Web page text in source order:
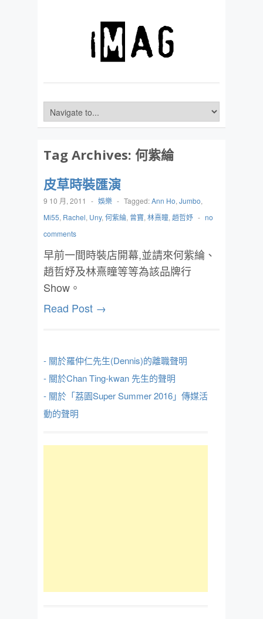
Tag Archives: 何紫綸
皮草時裝匯演
9 10 月, 2011 - 娛樂 - Tagged:Ann Ho, Jumbo,
Mi55, Rachel, Uny, 何紫綸, 曾寶, 林熹瞳, 趙哲妤 - no
comments
早前一間時裝店開幕,並請來何紫綸、
趙哲妤及林熹瞳等等為該品牌行
Show。
Read Post →
- 關於羅仲仁先生(Dennis)的離職聲明
- 關於Chan Ting-kwan 先生的聲明
- 關於「荔園Super Summer 2016」傳媒活
動的聲明